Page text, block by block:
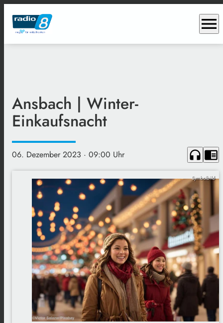
menu
Ansbach | Winter-
Einkaufsnacht
06. Dezember 2023 · 09:00 Uhr headphones chrome_reader_mode
Symbolbild